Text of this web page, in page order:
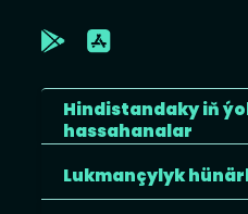
Hindistandaky iň
hassahanalar
Lukmançylyk